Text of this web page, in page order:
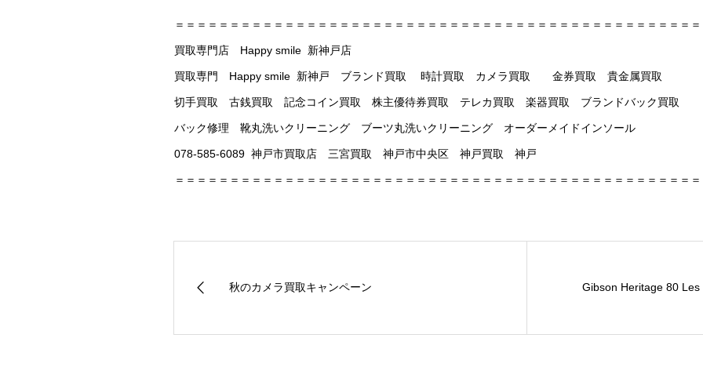
＝＝＝＝＝＝＝＝＝＝＝＝＝＝＝＝＝＝＝＝＝＝＝＝＝＝＝＝＝＝＝＝＝＝＝＝＝＝＝＝＝＝＝＝＝＝＝＝
買取専門店 Happy smile 新神戸店
買取専門 Happy smile 新神戸 ブランド買取 時計買取 カメラ買取 金券買取 貴金属買取
切手買取 古銭買取 記念コイン買取 株主優待券買取 テレカ買取 楽器買取 ブランドバック買取
バック修理 靴丸洗いクリーニング ブーツ丸洗いクリーニング オーダーメイドインソール
078-585-6089 神戸市買取店 三宮買取 神戸市中央区 神戸買取 神戸
＝＝＝＝＝＝＝＝＝＝＝＝＝＝＝＝＝＝＝＝＝＝＝＝＝＝＝＝＝＝＝＝＝＝＝＝＝＝＝＝＝＝＝＝＝＝＝＝
秋のカメラ買取キャンペーン Gibson Heritage 80